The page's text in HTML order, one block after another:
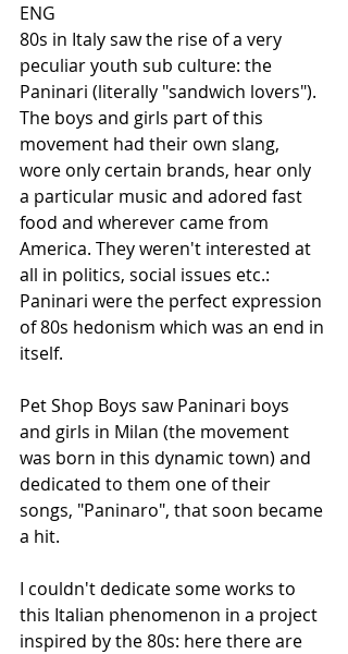
ENG
80s in Italy saw the rise of a very
peculiar youth sub culture: the
Paninari (literally "sandwich lovers").
The boys and girls part of this
movement had their own slang,
wore only certain brands, hear only
a particular music and adored fast
food and wherever came from
America. They weren't interested at
all in politics, social issues etc.:
Paninari were the perfect expression
of 80s hedonism which was an end in
itself.
Pet Shop Boys saw Paninari boys
and girls in Milan (the movement
was born in this dynamic town) and
dedicated to them one of their
songs, "Paninaro", that soon became
a hit.
I couldn't dedicate some works to
this Italian phenomenon in a project
inspired by the 80s: here there are